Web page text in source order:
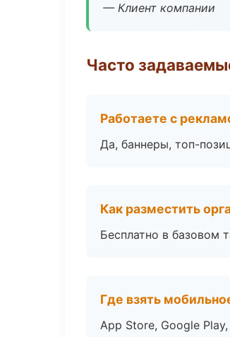
— Клиент компании
Часто
Работаете с
Да, баннеры, топ-
Как разместить
Бесплатно в базовом
Где взять
App Store, Google